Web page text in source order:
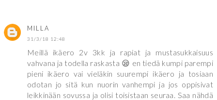
MILLA
31/3/18 12:48
Meillä ikäero 2v 3kk ja rapiat ja mustasukkaisuus
vahvana ja todella raskasta 😪 en tiedä kumpi parempi
pieni ikäero vai vieläkin suurempi ikäero ja tosiaan
odotan jo sitä kun nuorin vanhempi ja jos oppisivat
leikkinään sovussa ja olisi toisistaan seuraa. Saa nähdä